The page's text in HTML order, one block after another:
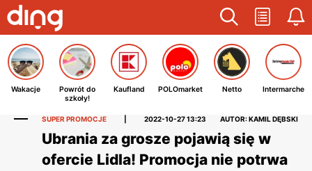
Wakacje
Powrót do
szkoły!
Kaufland POLOmarket Netto Intermarche
SUPER PROMOCJE 2022-10-27 13:23 AUTOR: KAMIL DĘBSKI
Ubrania za grosze pojawią się w
ofercie Lidla! Promocja nie potrwa